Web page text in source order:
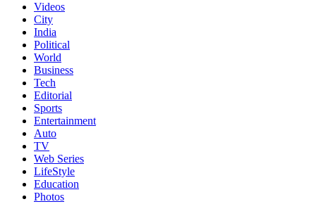
Videos
City
India
Political
World
Business
Tech
Editorial
Sports
Entertainment
Auto
TV
Web Series
LifeStyle
Education
Photos